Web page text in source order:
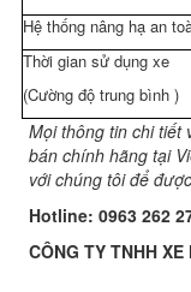
Hệ thống nâng hạ an
Thời gian sử dụng xe
(Cường độ trung bình )
Mọi thông tin chi tiết
bán chính hãng tại
với chúng tôi để
Hotline: 0963 262
CÔNG TY TNHH